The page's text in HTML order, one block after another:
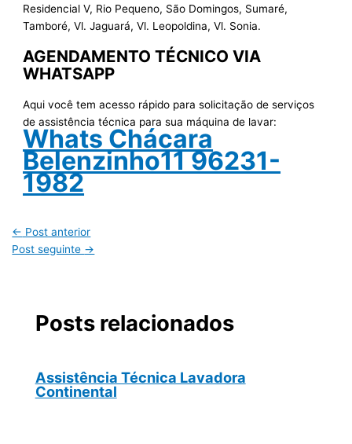
Residencial V, Rio Pequeno, São Domingos, Sumaré,
Tamboré, Vl. Jaguará, Vl. Leopoldina, Vl. Sonia.
AGENDAMENTO TÉCNICO VIA
WHATSAPP
Aqui você tem acesso rápido para solicitação de serviços
de assistência técnica para sua máquina de lavar:
Whats Chácara
Belenzinho11 96231-
1982
← Post anterior
Post seguinte →
Posts relacionados
Assistência Técnica Lavadora
Continental